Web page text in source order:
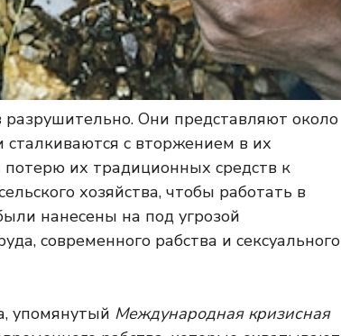
Они представляют около
с вторжением в их
их традиционных средств к
хозяйства, чтобы работать в
нанесены на под угрозой
современного рабства и сексуального
упомянутый Международная кризисная